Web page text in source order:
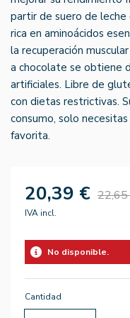
partir de suero de
rica en aminoácidos
la recuperación
a chocolate se obtiene
artificiales. Libre de
con dietas restrictivas.
consumo, solo
favorita.
20,39 € 22,65
IVA incl.
No disponible.
Cantidad